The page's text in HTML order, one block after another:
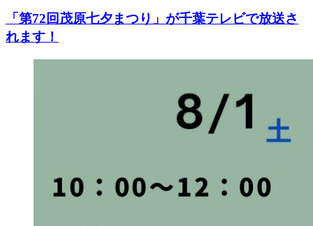
「第72回茂原七夕まつり」が千葉テレビで放送さ
れます！